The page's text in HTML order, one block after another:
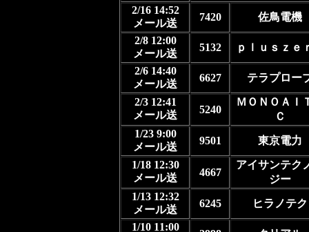
2/16 14:52
メール送
7420
佐鳥電機
2/8 12:00
メール送
5132
ｐｌｕｓｚｅ
2/6 14:40
メール送
6627 テラプロー
2/3 12:41
メール送
5240
ＭＯＮＯＡＩ
Ｃ
1/23 9:00
メール送
9501 東京電力
1/18 12:30
メール送
4667
アイサンテク
ジー
1/13 12:32
メール送
6245
ヒラノテク
1/10 11:00